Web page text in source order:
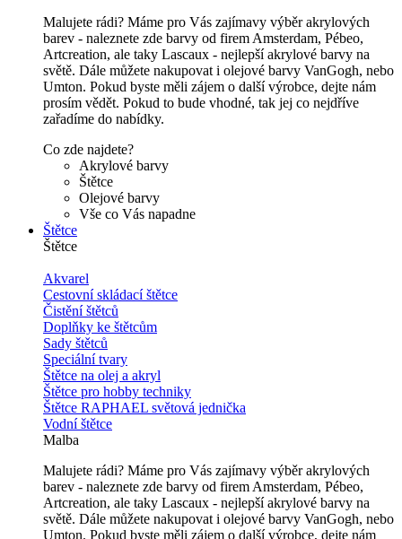
Malujete rádi? Máme pro Vás zajímavy výběr akrylových
barev - naleznete zde barvy od firem Amsterdam, Pébeo,
Artcreation, ale taky Lascaux - nejlepší akrylové barvy na
světě. Dále můžete nakupovat i olejové barvy VanGogh, nebo
Umton. Pokud byste měli zájem o další výrobce, dejte nám
prosím vědět. Pokud to bude vhodné, tak jej co nejdříve
zařadíme do nabídky.
Co zde najdete?
Akrylové barvy
Štětce
Olejové barvy
Vše co Vás napadne
Štětce
Štětce
Akvarel
Cestovní skládací štětce
Čistění štětců
Doplňky ke štětcům
Sady štětců
Speciální tvary
Štětce na olej a akryl
Štětce pro hobby techniky
Štětce RAPHAEL světová jednička
Vodní štětce
Malba
Malujete rádi? Máme pro Vás zajímavy výběr akrylových
barev - naleznete zde barvy od firem Amsterdam, Pébeo,
Artcreation, ale taky Lascaux - nejlepší akrylové barvy na
světě. Dále můžete nakupovat i olejové barvy VanGogh, nebo
Umton. Pokud byste měli zájem o další výrobce, dejte nám